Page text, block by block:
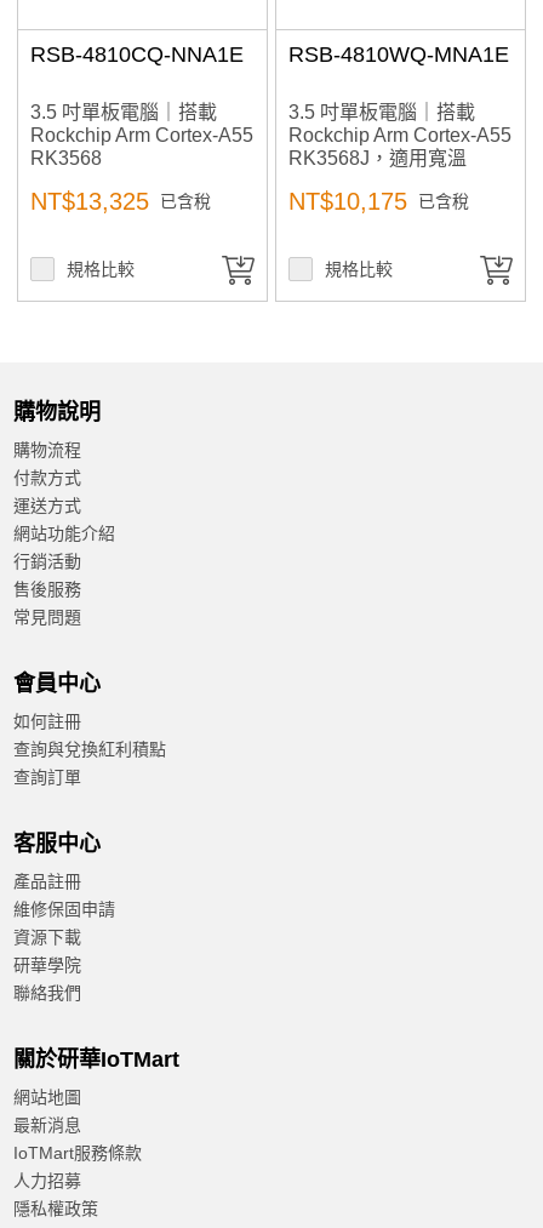
RSB-4810CQ-NNA1E
3.5 吋單板電腦｜搭載
Rockchip Arm Cortex-A55
RK3568
NT$13,325 已含稅
規格比較
RSB-4810WQ-MNA1E
3.5 吋單板電腦｜搭載
Rockchip Arm Cortex-A55
RK3568J，適用寬溫
NT$10,175 已含稅
規格比較
購物說明
購物流程
付款方式
運送方式
網站功能介紹
行銷活動
售後服務
常見問題
會員中心
如何註冊
查詢與兌換紅利積點
查詢訂單
客服中心
產品註冊
維修保固申請
資源下載
研華學院
聯絡我們
關於研華IoTMart
網站地圖
最新消息
IoTMart服務條款
人力招募
隱私權政策